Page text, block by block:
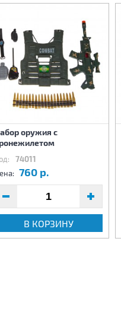
оружия с
74011
760 р.
В КОРЗИНУ